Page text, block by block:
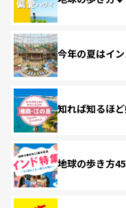
今年の夏はイ
知れば知るほ
地球の歩き方